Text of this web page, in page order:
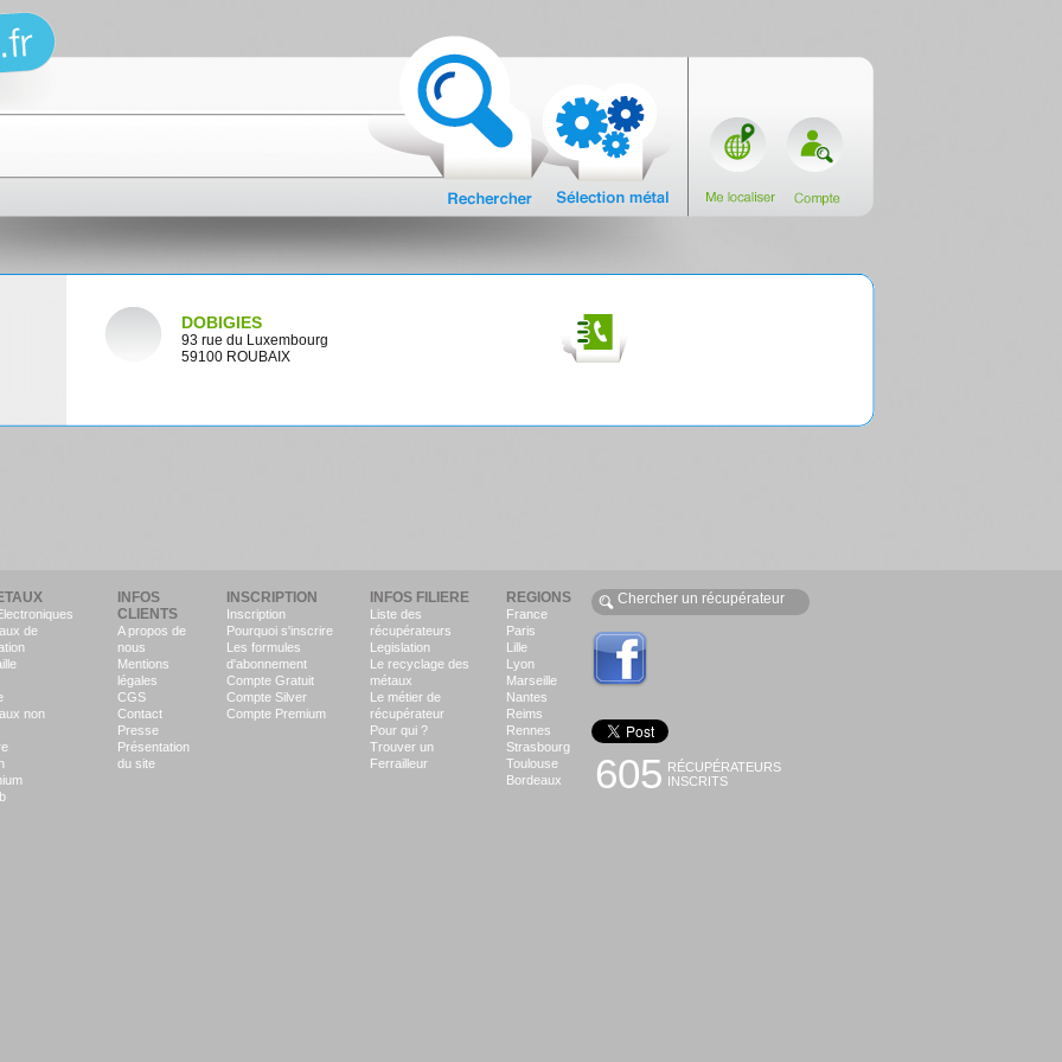
DOBIGIES
93 rue du Luxembourg
59100 ROUBAIX
de
non
INFOS
CLIENTS
A propos de
nous
Mentions
légales
CGS
Contact
Presse
Présentation
du site
INSCRIPTION
Inscription
Pourquoi s'inscrire
Les formules
d'abonnement
Compte Gratuit
Compte Silver
Compte Premium
INFOS FILIERE
Liste des
récupérateurs
Legislation
Le recyclage des
métaux
Le métier de
récupérateur
Pour qui ?
Trouver un
Ferrailleur
REGIONS
France
Paris
Lille
Lyon
Marseille
Nantes
Reims
Rennes
Strasbourg
Toulouse
Bordeaux
605 RÉCUPÉRATEURS
INSCRITS